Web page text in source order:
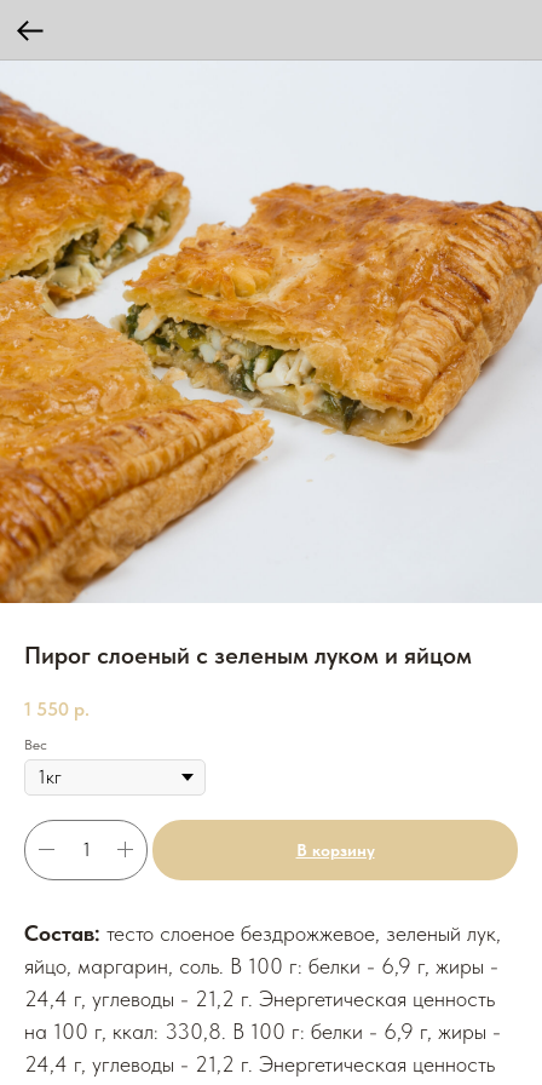
Пирог слоеный с зеленым луком и яйцом
1 550 р.
Вес
В корзину
Состав: тесто слоеное бездрожжевое, зеленый лук,
яйцо, маргарин, соль. В 100 г: белки - 6,9 г, жиры -
24,4 г, углеводы - 21,2 г. Энергетическая ценность
на 100 г, ккал: 330,8. В 100 г: белки - 6,9 г, жиры -
24,4 г, углеводы - 21,2 г. Энергетическая ценность